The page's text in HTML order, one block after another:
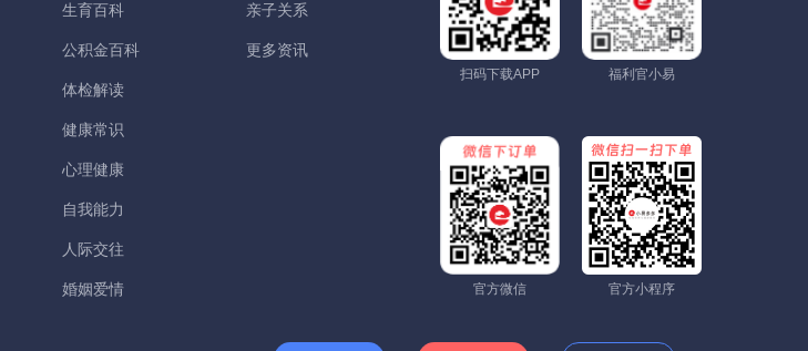
生育百科
公积金百科
体检解读
健康常识
心理健康
自我能力
人际交往
婚姻爱情
亲子关系
更多资讯
扫码下载APP 福利官小易
官方微信 官方小程序